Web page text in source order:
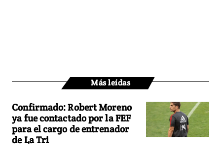
Más leídas
Confirmado: Robert Moreno
ya fue contactado por la FEF
para el cargo de entrenador
de La Tri